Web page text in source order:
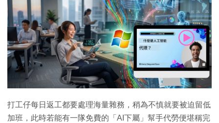
打工仔每日返工都要處理海量雜務，稍為不慎就要被迫留低
加班，此時若能有一隊免費的「AI下屬」幫手代勞便堪稱完